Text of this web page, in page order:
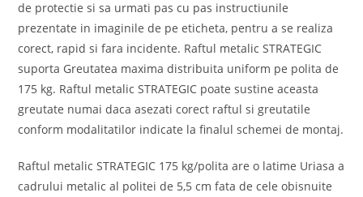
de protectie si sa urmati pas cu pas instructiunile
prezentate in imaginile de pe eticheta, pentru a se realiza
corect, rapid si fara incidente. Raftul metalic STRATEGIC
suporta Greutatea maxima distribuita uniform pe polita de
175 kg. Raftul metalic STRATEGIC poate sustine aceasta
greutate numai daca asezati corect raftul si greutatile
conform modalitatilor indicate la finalul schemei de montaj.
Raftul metalic STRATEGIC 175 kg/polita are o latime Uriasa a
cadrului metalic al politei de 5,5 cm fata de cele obisnuite